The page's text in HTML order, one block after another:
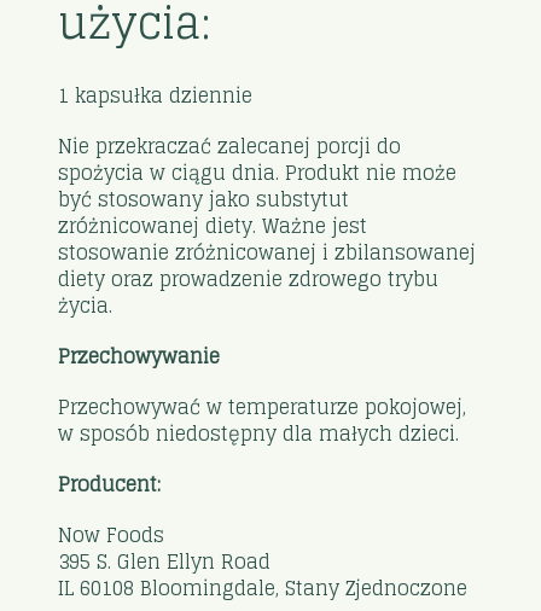
użycia:
1 kapsułka dziennie
Nie przekraczać zalecanej porcji do
spożycia w ciągu dnia. Produkt nie może
być stosowany jako substytut
zróżnicowanej diety. Ważne jest
stosowanie zróżnicowanej i zbilansowanej
diety oraz prowadzenie zdrowego trybu
życia.
Przechowywanie
Przechowywać w temperaturze pokojowej,
w sposób niedostępny dla małych dzieci.
Producent:
Now Foods
395 S. Glen Ellyn Road
IL 60108 Bloomingdale, Stany Zjednoczone